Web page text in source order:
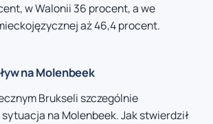
w Walonii 36 procent, a we
aż 46,4 procent.
na Molenbeek
Brukseli szczególnie
na Molenbeek. Jak stwierdził